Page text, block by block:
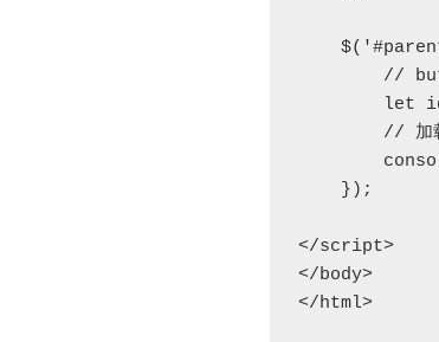
    $('#parent').on('click','button',function () {
</script>
</body>
</html>